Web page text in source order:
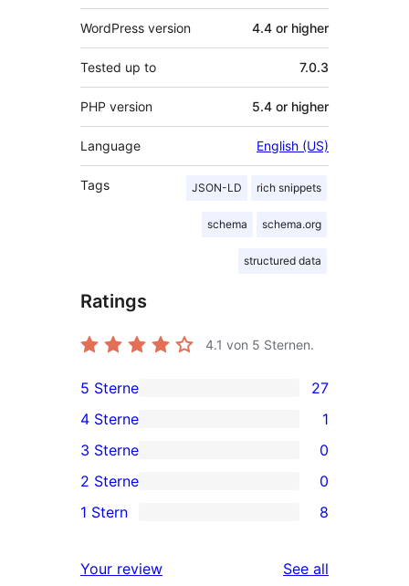
WordPress version 4.4 or higher
Tested up to 7.0.3
PHP version 5.4 or higher
Language English (US)
Tags JSON-LD rich snippets
schema schema.org
structured data
Ratings
4.1 von 5 Sternen.
27
5-
Sterne-
Rezensionen
5 Sterne 27
4-
Sterne-
Rezension
4 Sterne 1
0
3-
Sterne-
3 Sterne 0
2-
Rezensionen
2 Sterne 0
Sterne-
1 Stern 8
Your review See all